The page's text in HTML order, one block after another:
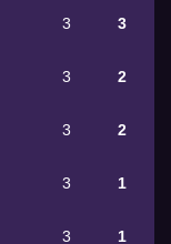
3 3
3 2
3 2
3 1
3 1